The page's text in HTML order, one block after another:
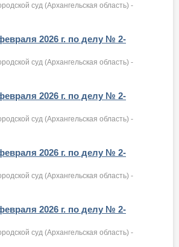
суд (Архангельская область) -
2026 г. по делу № 2-
суд (Архангельская область) -
2026 г. по делу № 2-
суд (Архангельская область) -
2026 г. по делу № 2-
суд (Архангельская область) -
2026 г. по делу № 2-
суд (Архангельская область) -